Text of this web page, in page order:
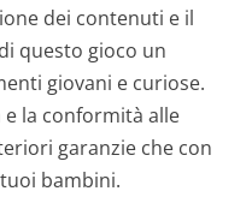
dei contenuti e il
questo gioco un
giovani e curiose.
e la conformità alle
garanzie che con
bambini.